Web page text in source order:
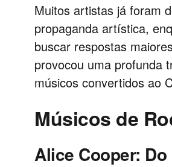
Muitos artistas já foram
propaganda artística,
buscar respostas
provocou uma profunda
músicos convertidos ao
Músicos de
Alice Cooper: